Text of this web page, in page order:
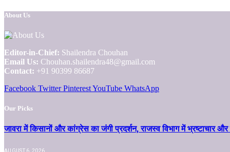
About Us
Editor-in-Chief: Shailendra Chouhan
Email Us: Chouhan.shailendra48@gmail.com
Contact: +91 90399 86687
Facebook Twitter PinterestYouTube WhatsApp
Our Picks
जावरा में किसानों और कांग्रेस का जंगी प्रदर्शन, राजस्व विभाग में भ्रष्टाचार
AUGUST 6, 2026